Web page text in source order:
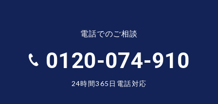
電話でのご相談
0120-074-910
24時間365日電話対応